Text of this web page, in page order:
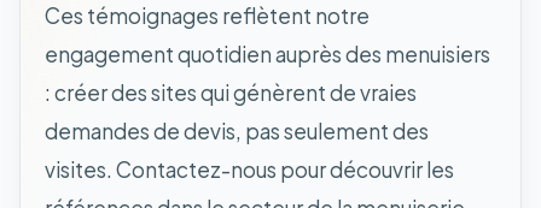
Ces témoignages reflètent notre
engagement quotidien auprès des menuisiers
: créer des sites qui génèrent de vraies
demandes de devis, pas seulement des
visites. Contactez-nous pour découvrir les